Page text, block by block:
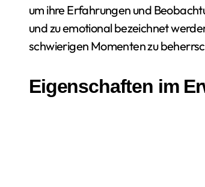
um ihre Erfahrungen und
und zu emotional bezeichnet
schwierigen Momenten zu
Eigenschaften im